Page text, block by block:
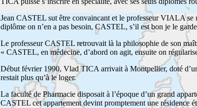
Jean CASTEL sut être convaincant et le professeur VIALA se
diplôme on n’en a pas besoin, CASTEL, s’il est bon je le
Le professeur CASTEL retrouvait là la philosophie de son
« CASTEL, en médecine, d’abord on agit, ensuite on
Début février 1990, Vlad TICA arrivait à Montpellier, doté
restait plus qu’à le loger.
La faculté de Pharmacie disposait à l’époque d’un grand
CASTEL cet appartement devint promptement une résidence